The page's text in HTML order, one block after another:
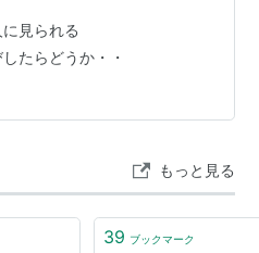
んなわけですから 引退後
院などには サンダル履きに
ゃんとした綿パンに五千円
五千円以上…要は身なりを
…
見られる
たらどうか・・
もっと見る
39 ブックマーク